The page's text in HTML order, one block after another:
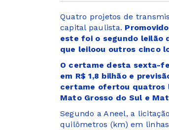
Quatro projetos de
capital paulista.
este foi o segundo leilão
que leiloou outros cinco
O certame desta sexta-
em R$ 1,8 bilhão e
certame ofertou quatros
Mato Grosso do Sul e
Segundo a Aneel, a
quilômetros (km) em